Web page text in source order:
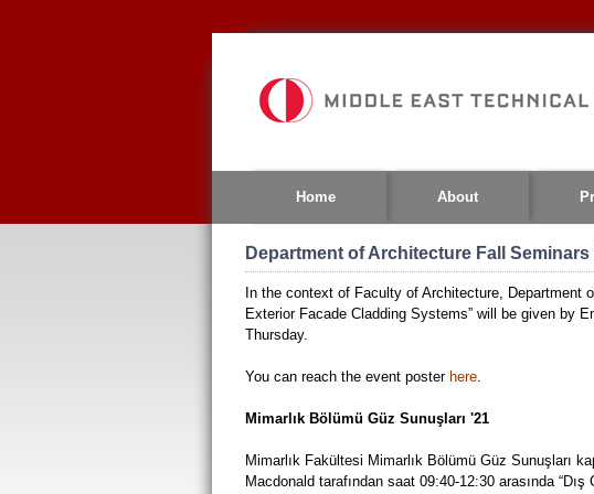
Home About
Department of Architecture Fall Seminars
In the context of Faculty of Architecture, Department
Exterior Facade Cladding Systems” will be given by
Thursday.
You can reach the event poster here.
Mimarlık Bölümü Güz Sunuşları '21
Mimarlık Fakültesi Mimarlık Bölümü Güz Sunuşları
Macdonald tarafından saat 09:40-12:30 arasında